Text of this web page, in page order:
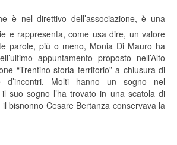
è nel direttivo dell’associazione, è una
e rappresenta, come usa dire, un valore
parole, più o meno, Monia Di Mauro ha
appuntamento proposto nell’Alto
“Trentino storia territorio” a chiusura di
d’incontri. Molti hanno un sogno nel
suo sogno l’ha trovato in una scatola di
bisnonno Cesare Bertanza conservava la